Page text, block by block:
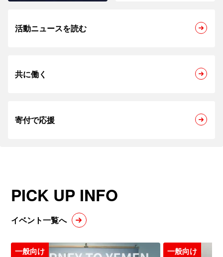
活動ニュースを読む
共に働く
寄付で応援
PICK UP INFO
イベント一覧へ
一般向け 一般向け